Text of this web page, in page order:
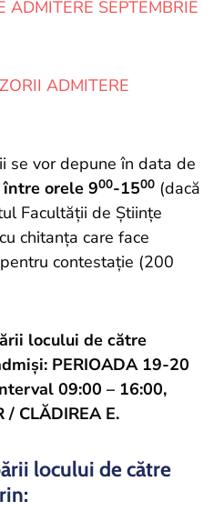
ADMITERE SEPTEMBRIE
ADMITERE
se vor depune în data de
orele 900-1500 (dacă
Facultății de Științe
chitanța care face
contestație (200
locului de către
PERIOADA 19-20
09:00 – 16:00,
/ CLĂDIREA E.
locului de către